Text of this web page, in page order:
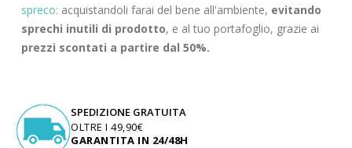
spreco: acquistandoli farai del bene all'ambiente, evitando
sprechi inutili di prodotto, e al tuo portafoglio, grazie ai
prezzi scontati a partire dal 50%.
SPEDIZIONE GRATUITA
OLTRE I 49,90€
GARANTITA IN 24/48H